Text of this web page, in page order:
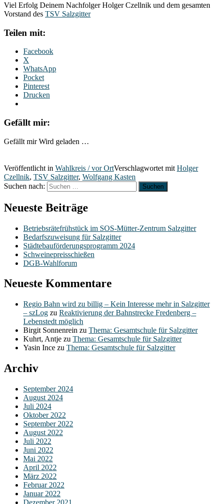
Viel Erfolg Deinem Nachfolger Holger Czellnik und dem gesamten
Vorstand des TSV Salzgitter
Teilen mit:
Facebook
X
WhatsApp
Pocket
Pinterest
Drucken
Gefällt mir:
Gefällt mir Wird geladen …
Veröffentlicht in Wahlkreis / vor OrtVerschlagwortet mit Holger
Czellnik, TSV Salzgitter, Wolfgang Kasten
Suchen nach:
Neueste Beiträge
Betriebsrätefrühstück im SOS-Mütter-Zentrum Salzgitter
Bedarfszuweisung für Salzgitter
Städtebauförderungsprogramm 2024
Schweinepreisschießen
DGB-Wahlforum
Neueste Kommentare
Regio Bahn wird zu billig – Kein Interesse mehr in Salzgitter
– szLog zu Reaktivierung der Bahnstrecke Fredenberg –
Lebenstedt möglich
Birgit Sonnenrein zu Thema: Gesamtschule für Salzgitter
Kuhrt, Antje zu Thema: Gesamtschule für Salzgitter
Yasin Ince zu Thema: Gesamtschule für Salzgitter
Archiv
September 2024
August 2024
Juli 2024
Oktober 2022
September 2022
August 2022
Juli 2022
Juni 2022
Mai 2022
April 2022
März 2022
Februar 2022
Januar 2022